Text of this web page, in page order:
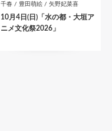
千春 / 豊田萌絵 / 矢野妃菜喜
10月4日(日)「水の都・大垣ア
ニメ文化祭2026」